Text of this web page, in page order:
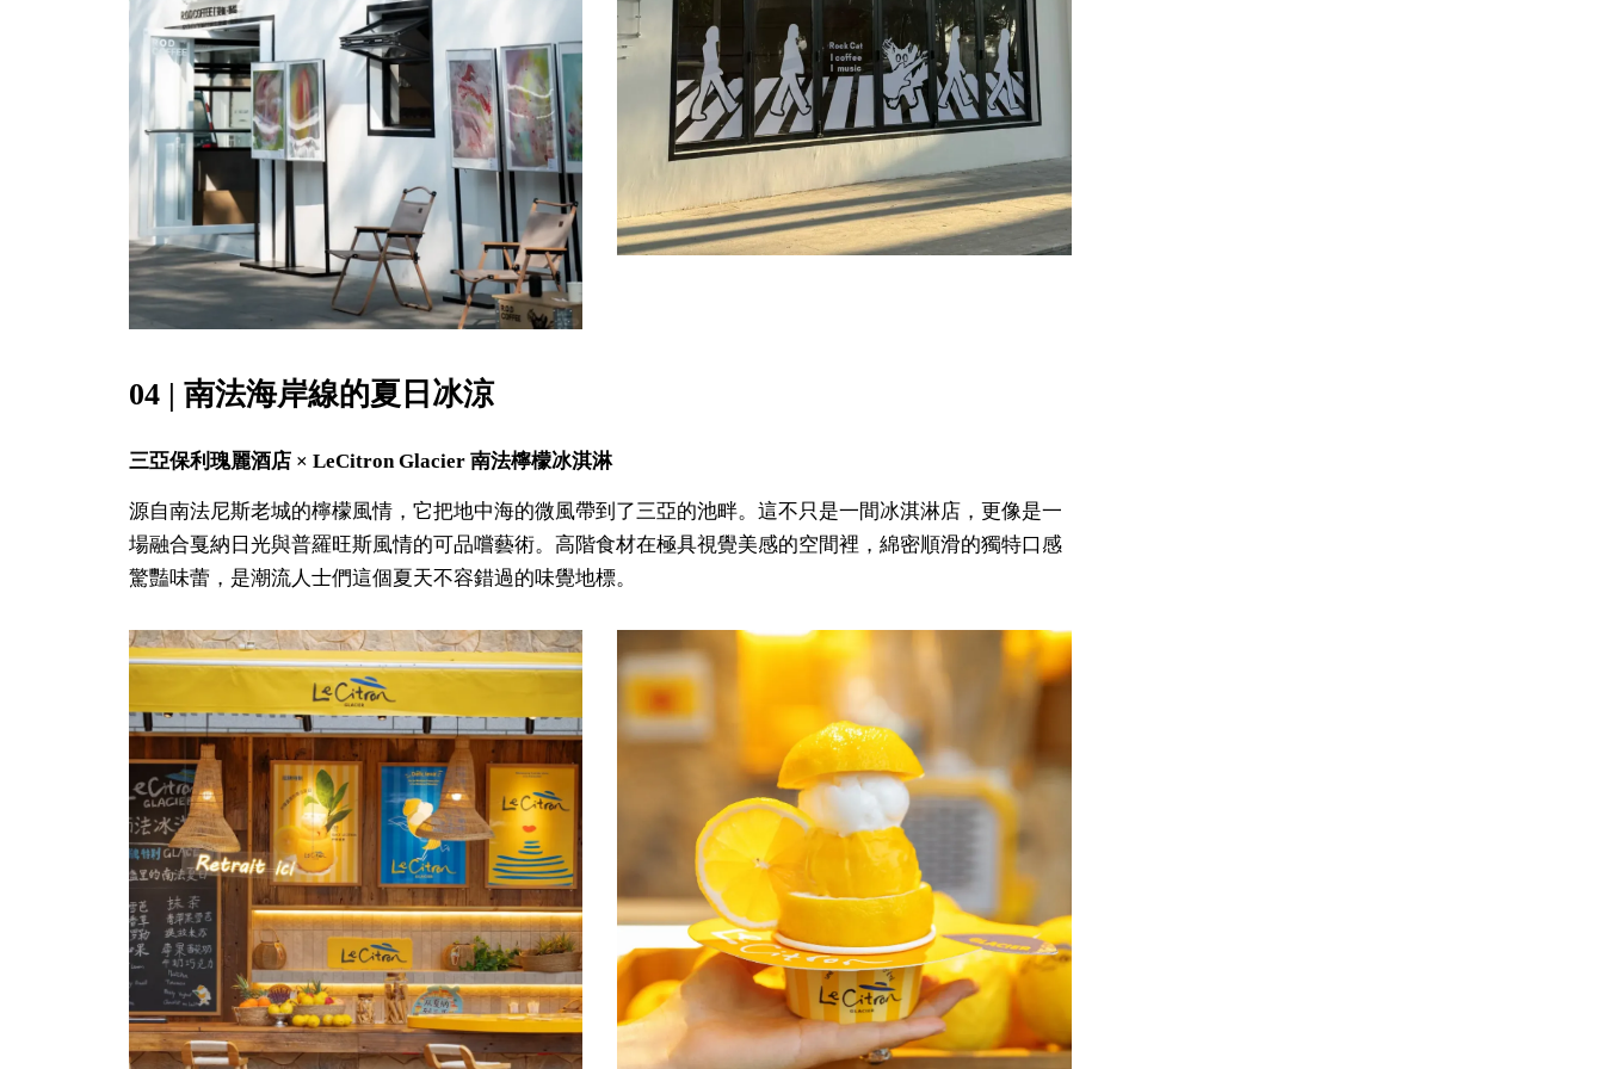
04 | 南法海岸線的夏日冰涼
三亞保利瑰麗酒店 × LeCitron Glacier 南法檸檬冰淇淋
源自南法尼斯老城的檸檬風情，它把地中海的微風帶到了三亞的池畔。這不只是一間冰淇淋店，更像是一
場融合戛納日光與普羅旺斯風情的可品嚐藝術。高階食材在極具視覺美感的空間裡，綿密順滑的獨特口感
驚豔味蕾，是潮流人士們這個夏天不容錯過的味覺地標。